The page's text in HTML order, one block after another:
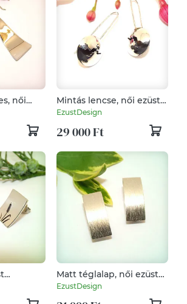
női
Mintás lencse, női ezüst
fülbevaló pár (EF.080)
EzustDesign
29 000 Ft
Matt téglalap, női ezüst
fülbevaló pár (EF.078)
EzustDesign